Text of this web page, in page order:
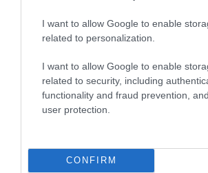
I want to allow Google to enable
related to personalization.
I want to allow Google to enable
related to security, including
functionality and fraud prevention,
user protection.
CONFIRM
sürgősen kezeljük a széles körű
légitársaság egyensúlyának
személyzet és a flottánk
soron a lehető legjobban szolgáljuk
terveznek utazni.
Teljes létszámmal és felkészülten álltunk
kontinensen, amelyen a Southwest a